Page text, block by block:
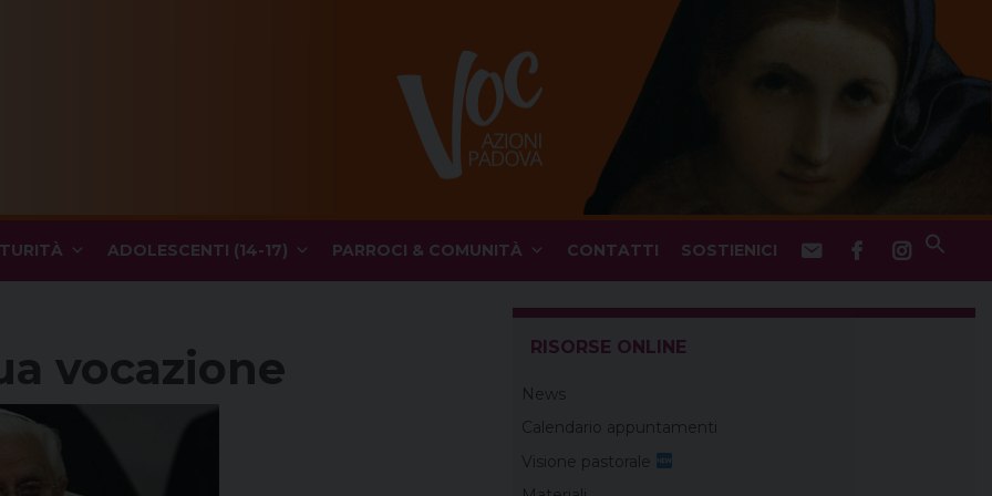
ADOLESCENTI (14-17) PARROCI & COMUNITÀ CONTATTI SOSTIENICI
vocazione RISORSE ONLINE
News
Calendario appuntamenti
Visione pastorale